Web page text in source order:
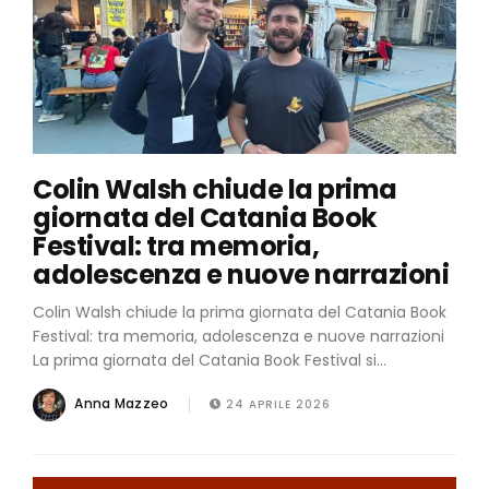
Colin Walsh chiude la prima
giornata del Catania Book
Festival: tra memoria,
adolescenza e nuove narrazioni
Colin Walsh chiude la prima giornata del Catania Book
Festival: tra memoria, adolescenza e nuove narrazioni
La prima giornata del Catania Book Festival si...
Anna Mazzeo 24 APRILE 2026